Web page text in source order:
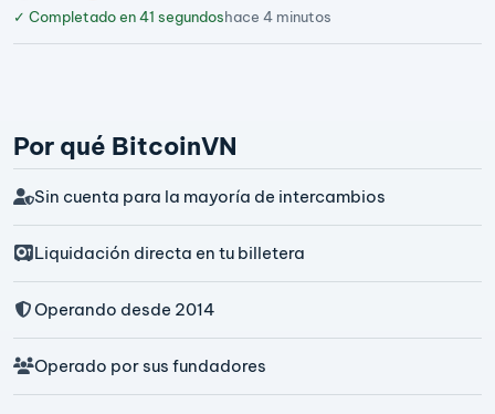
✓ Completado en 41 segundoshace 4 minutos
Por qué BitcoinVN
Sin cuenta para la mayoría de intercambios
Liquidación directa en tu billetera
Operando desde 2014
Operado por sus fundadores